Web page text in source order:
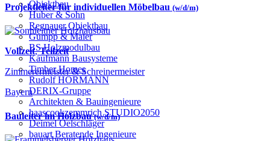
Objektbau
Huber & Sohn
Regnauer Objektbau
Gumpp & Maier
BS Holzmodulbau
Kaufmann Bausysteme
Timber Homes
Rudolf HÖRMANN
DERIX-Gruppe
Architekten & Bauingenieure
haascookzemmrich STUDIO2050
Deimel Oelschläger
bauart Beratende Ingenieure
Projektleiter für individuellen Möbelbau (w/d/m)
Vollzeit,Teilzeit
Zimmerermeister & Schreinermeister
Bayern
Bauleiter im Holzbau(w/d/m)